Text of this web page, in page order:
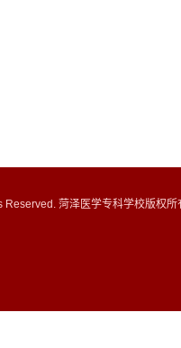
菏泽医学专科学校版权